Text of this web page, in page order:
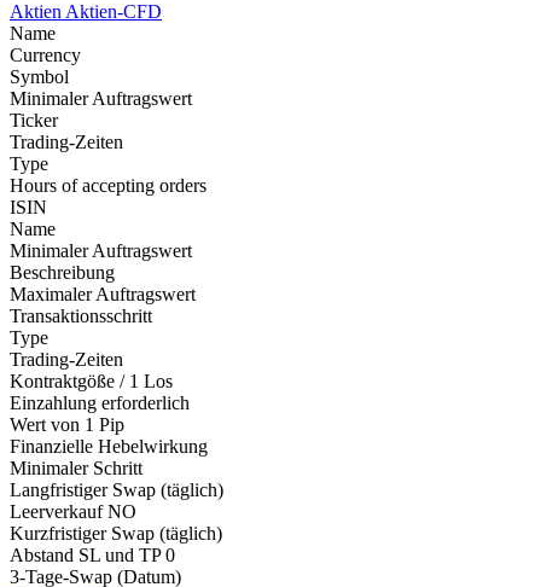
Aktien Aktien-CFD
Name
Currency
Symbol
Minimaler Auftragswert
Ticker
Trading-Zeiten
Type
Hours of accepting orders
ISIN
Name
Minimaler Auftragswert
Beschreibung
Maximaler Auftragswert
Transaktionsschritt
Type
Trading-Zeiten
Kontraktgöße / 1 Los
Einzahlung erforderlich
Wert von 1 Pip
Finanzielle Hebelwirkung
Minimaler Schritt
Langfristiger Swap (täglich)
Leerverkauf NO
Kurzfristiger Swap (täglich)
Abstand SL und TP 0
3-Tage-Swap (Datum)